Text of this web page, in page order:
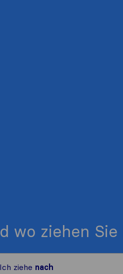
wo ziehen Sie
Ich ziehe nach